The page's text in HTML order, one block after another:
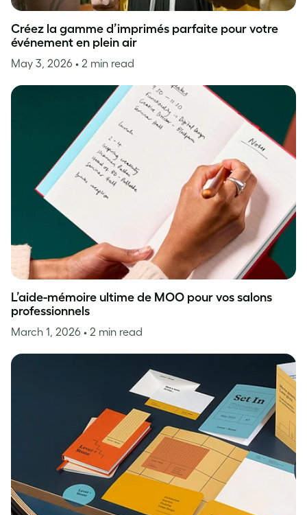
Créez la gamme d’imprimés parfaite pour votre
événement en plein air
May 3, 2026 • 2 min read
L’aide-mémoire ultime de MOO pour vos salons
professionnels
March 1, 2026 • 2 min read